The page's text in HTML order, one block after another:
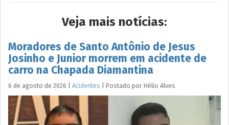
Veja mais notícias:
Moradores de Santo Antônio de Jesus
Josinho e Junior morrem em acidente de
carro na Chapada Diamantina
6 de agosto de 2026 Acidentes Postado por Hélio Alves